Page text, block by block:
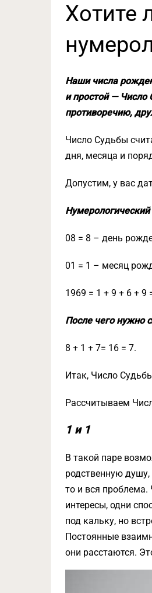
Хотите
Наши числа
и простой — Число
противоречию,
Число Судьбы
дня, месяца и
Допустим, у вас
08 = 8 – день
01 = 1 – месяц
1969 = 1 + 9 + 6 + 9
После чего нужно
8 + 1 + 7= 16 = 7.
Итак, Число
Рассчитываем
1 и 1
В такой паре
родственную
то и вся проблема.
интересы, одни
под кальку, но
Постоянные
они расстаются.